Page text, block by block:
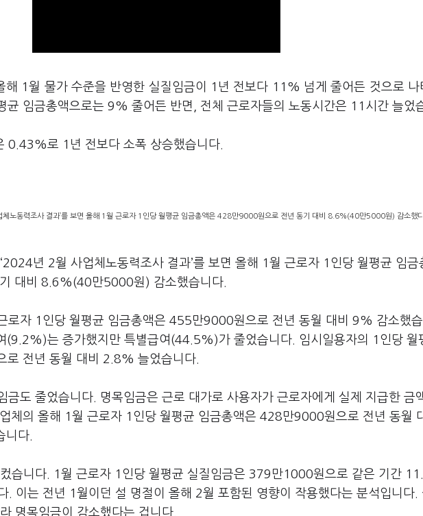
해 1월 물가 수준을 반영한 실질임금이 1년 전보다 11% 넘게 줄어든 것으로 나
균 임금총액으로는 9% 줄어든 반면, 전체 근로자들의 노동시간은 11시간 늘었
0.43%로 1년 전보다 소폭 상승했습니다.
노동력조사 결과’를 보면 올해 1월 근로자 1인당 월평균 임금총액은 428만9000원으로 전년 동기 대비 8.6%(40만5000원) 감소했
년 2월 사업체노동력조사 결과’를 보면 올해 1월 근로자 1인당 월평균 임금
대비 8.6%(40만5000원) 감소했습니다.
로자 1인당 월평균 임금총액은 455만9000원으로 전년 동월 대비 9% 감소했
(9.2%)는 증가했지만 특별급여(44.5%)가 줄었습니다. 임시일용자의 1인당 월
전년 동월 대비 2.8% 늘었습니다.
금도 줄었습니다. 명목임금은 근로 대가로 사용자가 근로자에게 실제 지급한 금
체의 올해 1월 근로자 1인당 월평균 임금총액은 428만9000원으로 전년 동월
다.
습니다. 1월 근로자 1인당 월평균 실질임금은 379만1000원으로 같은 기간
이는 전년 1월이던 설 명절이 올해 2월 포함된 영향이 작용했다는 분석입니다.
명목임금이 감소했다는 겁니다.